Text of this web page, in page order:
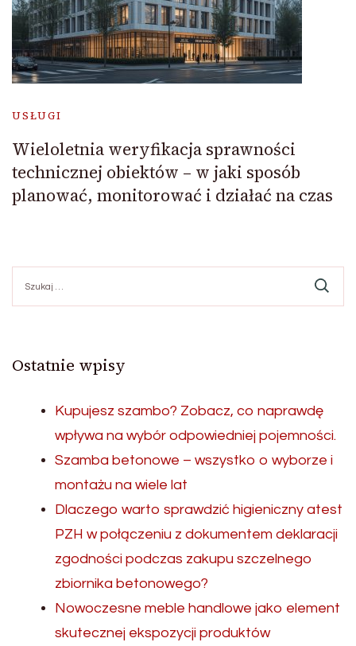
USŁUGI
Wieloletnia weryfikacja sprawności
technicznej obiektów – w jaki sposób
planować, monitorować i działać na czas
Ostatnie wpisy
Kupujesz szambo? Zobacz, co naprawdę
wpływa na wybór odpowiedniej pojemności.
Szamba betonowe – wszystko o wyborze i
montażu na wiele lat
Dlaczego warto sprawdzić higieniczny atest
PZH w połączeniu z dokumentem deklaracji
zgodności podczas zakupu szczelnego
zbiornika betonowego?
Nowoczesne meble handlowe jako element
skutecznej ekspozycji produktów